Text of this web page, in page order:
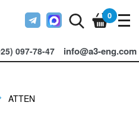
097-78-47 info@a3-eng.com
0
ATTEN